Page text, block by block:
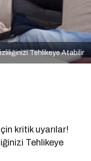
Tehlikeye Atabilir
kritik uyarılar!
Tehlikeye